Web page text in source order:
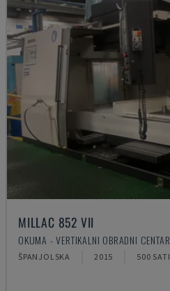
MILLAC 852 VII
OKUMA - VERTIKALNI OBRADNI CENTAR
ŠPANJOLSKA 2015 500 SATI